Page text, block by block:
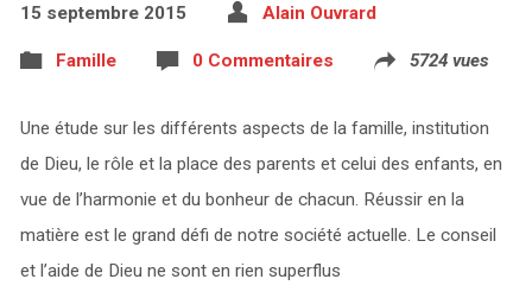
15 septembre 2015 Alain Ouvrard
Famille 0 Commentaires 5724 vues
Une étude sur les différents aspects de la famille, institution
de Dieu, le rôle et la place des parents et celui des enfants, en
vue de l’harmonie et du bonheur de chacun. Réussir en la
matière est le grand défi de notre société actuelle. Le conseil
et l’aide de Dieu ne sont en rien superflus